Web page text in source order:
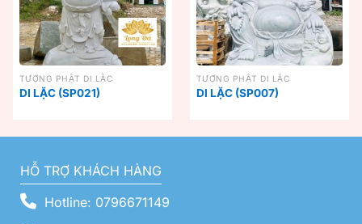
TƯỢNG PHẬT DI LẶC
DI LẶC (SP021)
TƯỢNG PHẬT DI LẶC
DI LẶC (SP007)
HỖ TRỢ KHÁCH HÀNG
Hotline: 0796671149